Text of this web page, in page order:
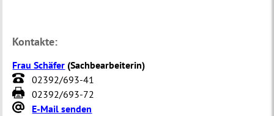
Kontakte:
Frau Schäfer (Sachbearbeiterin)
02392/693-41
02392/693-72
E-Mail senden